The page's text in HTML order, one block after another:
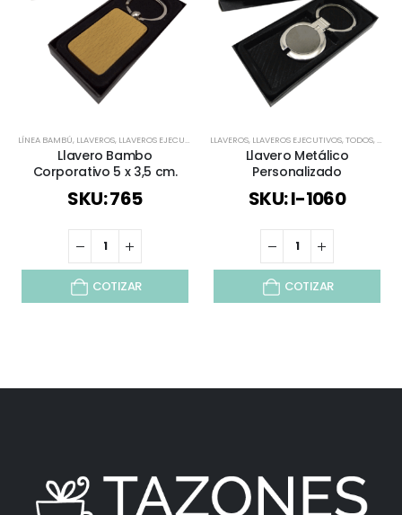
LÍNEA BAMBÚ, LLAVEROS, LLAVEROS EJECUTIVOS ,TODOS
Llavero Bambo
Corporativo 5 x 3,5 cm.
SKU: 765
COTIZAR
LLAVEROS, LLAVEROS EJECUTIVOS,TODOS,
Llavero Metálico
Personalizado
SKU: I-1060
COTIZAR